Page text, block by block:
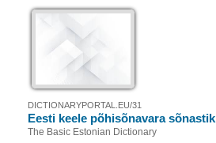
DICTIONARYPORTAL.EU/31
Eesti keele põhisõnavara sõnastik
The Basic Estonian Dictionary